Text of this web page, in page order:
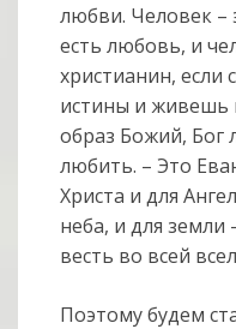
любви. Человек –
есть любовь, и
христианин,
истины и живешь
образ Божий, Бог
любить. – Это
Христа и для
неба, и для земли
весть во всей
Поэтому будем